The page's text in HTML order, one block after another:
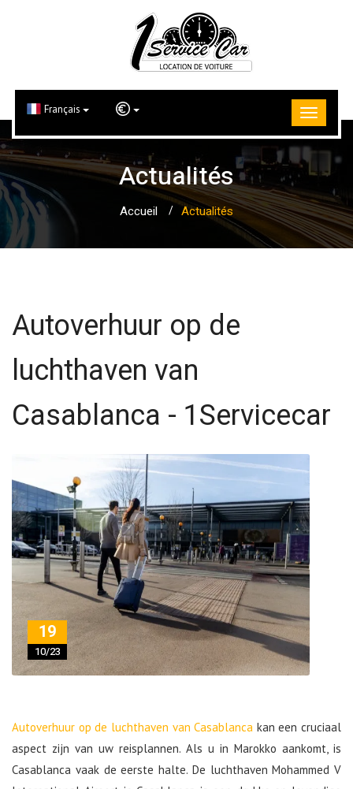
Français
Actualités
Accueil Actualités
Autoverhuur op de
luchthaven van
Casablanca - 1Servicecar
19
10/23
Autoverhuur op de luchthaven van Casablanca kan een cruciaal
aspect zijn van uw reisplannen. Als u in Marokko aankomt, is
Casablanca vaak de eerste halte. De luchthaven Mohammed V